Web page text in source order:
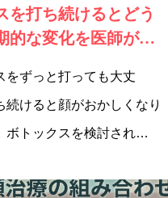
を打ち続けるとどう
的な変化を医師が解
をずっと打っても大丈
続けると顔がおかしくなり
ボトックスを検討され…